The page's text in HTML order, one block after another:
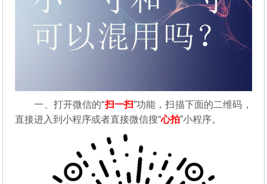
一、打开微信的“扫一扫”功能，扫描下面的二维码，
直接进入到小程序或者直接微信搜“心拍”小程序。